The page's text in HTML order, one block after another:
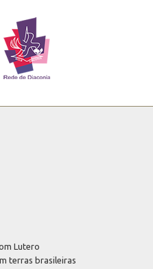
Lutero
terras brasileiras